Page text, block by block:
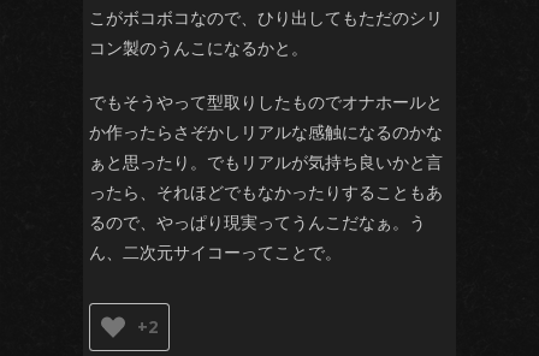
こがボコボコなので、ひり出してもただのシリ
コン製のうんこになるかと。
でもそうやって型取りしたものでオナホールと
か作ったらさぞかしリアルな感触になるのかな
ぁと思ったり。でもリアルが気持ち良いかと言
ったら、それほどでもなかったりすることもあ
るので、やっぱり現実ってうんこだなぁ。う
ん、二次元サイコーってことで。
+2